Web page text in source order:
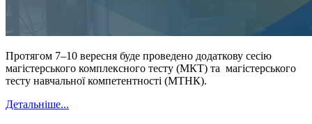
Протягом 7–10 вересня буде проведено додаткову сесію
магістерського комплексного тесту (МКТ) та магістерського
тесту навчальної компетентності (МТНК).
Детальніше...